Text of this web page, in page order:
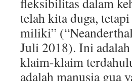
telah kita duga,
miliki”
Juli 2018). Ini
klaim-klaim
adalah manusia gua